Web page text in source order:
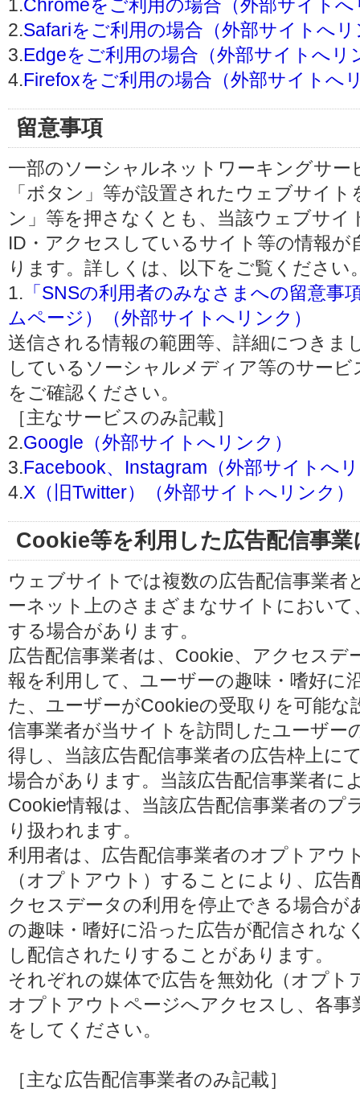
1.Chromeをご利用の場合（外部サイト
2.Safariをご利用の場合（外部サイトへ
3.Edgeをご利用の場合（外部サイトへリ
4.Firefoxをご利用の場合（外部サイトへ
留意事項
一部のソーシャルネットワーキングサー
「ボタン」等が設置されたウェブサイ
ン」等を押さなくとも、当該ウェブサイ
ID・アクセスしているサイト等の情報
ります。詳しくは、以下をご覧ください
1. 「SNSの利用者のみなさまへの留意事
ムページ）（外部サイトへリンク）
送信される情報の範囲等、詳細につきま
しているソーシャルメディア等のサー
をご確認ください。
［主なサービスのみ記載］
2.Google（外部サイトへリンク）
3.Facebook、Instagram（外部サイトへ
4.X（旧Twitter）（外部サイトへリンク）
Cookie等を利用した広告配信事
ウェブサイトでは複数の広告配信事業
ーネット上のさまざまなサイトにおい
する場合があります。
広告配信事業者は、Cookie、アクセスデ
報を利用して、ユーザーの趣味・嗜好に
た、ユーザーがCookieの受取りを可能
信事業者が当サイトを訪問したユーザー
得し、当該広告配信事業者の広告枠上に
場合があります。当該広告配信事業者に
Cookie情報は、当該広告配信事業者のプ
り扱われます。
利用者は、広告配信事業者のオプトアウ
（オプトアウト）することにより、広
クセスデータの利用を停止できる場合が
の趣味・嗜好に沿った広告が配信されな
し配信されたりすることがあります。
それぞれの媒体で広告を無効化（オプト
オプトアウトページへアクセスし、各
をしてください。
［主な広告配信事業者のみ記載］